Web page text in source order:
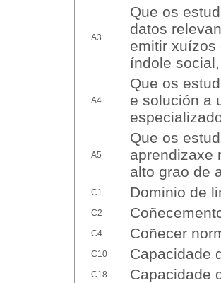
A3
Que os
datos
emitir xuízos
índole
A4
Que os
e solución a
A5
Que os
aprendizaxe
alto grao de
C1 Dominio de
C2
C4 Coñecer
C10 Capacidade
C18 Capacidade